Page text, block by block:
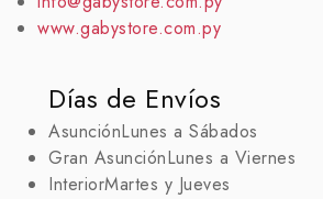
www.gabystore.com.py
Días de Envíos
AsunciónLunes a Sábados
Gran AsunciónLunes a Viernes
InteriorMartes y Jueves